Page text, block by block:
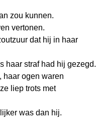
zou kunnen.
vertonen.
dat hij in haar
haar straf had hij gezegd.
haar ogen waren
liep trots met
was dan hij.